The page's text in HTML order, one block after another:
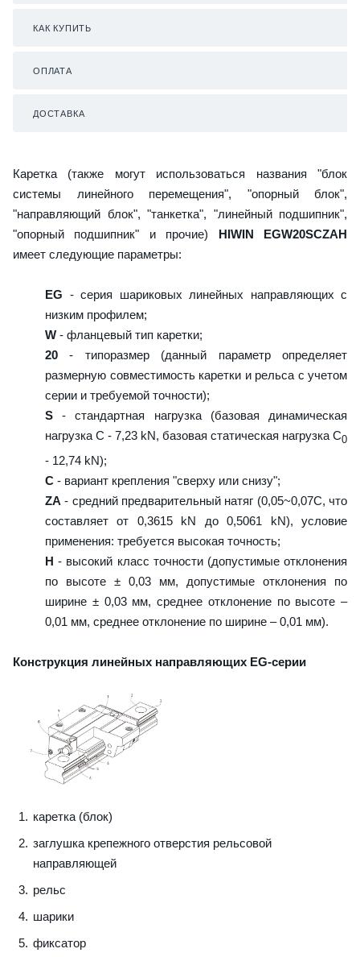
КАК КУПИТЬ
ОПЛАТА
ДОСТАВКА
Каретка (также могут использоваться названия "блок
системы линейного перемещения", "опорный блок",
"направляющий блок", "танкетка", "линейный подшипник",
"опорный подшипник" и прочие) HIWIN EGW20SCZAH
имеет следующие параметры:
EG - серия шариковых линейных направляющих с
низким профилем;
W - фланцевый тип каретки;
20 - типоразмер (данный параметр определяет
размерную совместимость каретки и рельса с учетом
серии и требуемой точности);
S - стандартная нагрузка (базовая динамическая
нагрузка C - 7,23 kN, базовая статическая нагрузка С0
- 12,74 kN);
C - вариант крепления "сверху или снизу";
ZA - средний предварительный натяг (0,05~0,07C, что
составляет от 0,3615 kN до 0,5061 kN), условие
применения: требуется высокая точность;
H - высокий класс точности (допустимые отклонения
по высоте ± 0,03 мм, допустимые отклонения по
ширине ± 0,03 мм, среднее отклонение по высоте –
0,01 мм, среднее отклонение по ширине – 0,01 мм).
Конструкция линейных направляющих EG-серии
каретка (блок)
заглушка крепежного отверстия рельсовой
направляющей
рельс
шарики
фиксатор